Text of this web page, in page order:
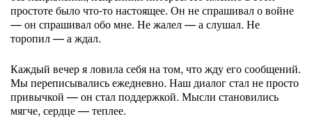
простоте было что-то настоящее. Он не спрашивал о войне
— он спрашивал обо мне. Не жалел — а слушал. Не
торопил — а ждал.
Каждый вечер я ловила себя на том, что жду его сообщений.
Мы переписывались ежедневно. Наш диалог стал не просто
привычкой — он стал поддержкой. Мысли становились
мягче, сердце — теплее.